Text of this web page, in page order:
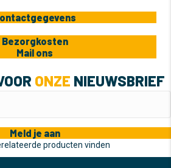
Bezorgkosten
Mail ons
ONZE NIEUWSBRIEF
Meld je aan
producten vinden